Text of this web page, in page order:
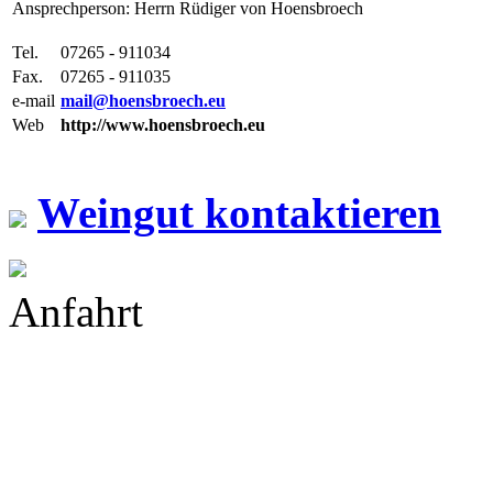
Ansprechperson: Herrn Rüdiger von Hoensbroech
Tel.
07265 - 911034
Fax.
07265 - 911035
e-mail mail@hoensbroech.eu
Web
http://www.hoensbroech.eu
Weingut kontaktieren
Anfahrt